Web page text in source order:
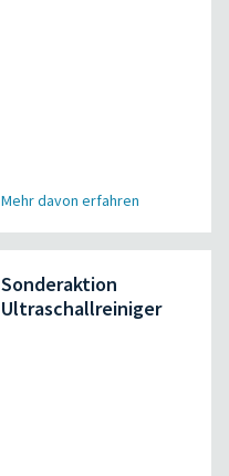
Mehr davon erfahren
Sonderaktion
Ultraschallreiniger